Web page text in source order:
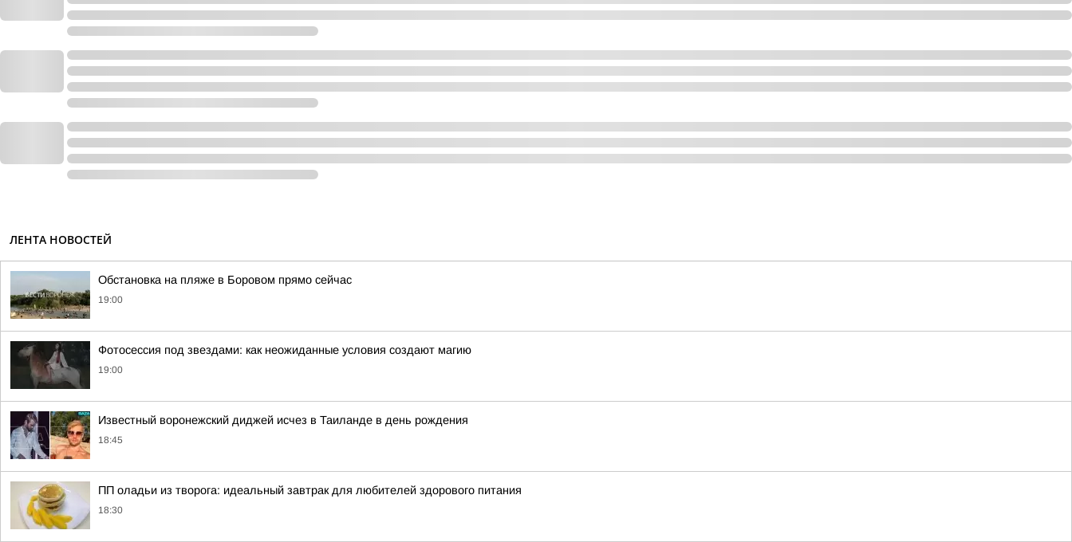
ЛЕНТА НОВОСТЕЙ
Обстановка на пляже в Боровом прямо сейчас
19:00
Фотосессия под звездами: как неожиданные условия создают магию
19:00
Известный воронежский диджей исчез в Таиланде в день рождения
18:45
ПП оладьи из творога: идеальный завтрак для любителей здорового питания
18:30